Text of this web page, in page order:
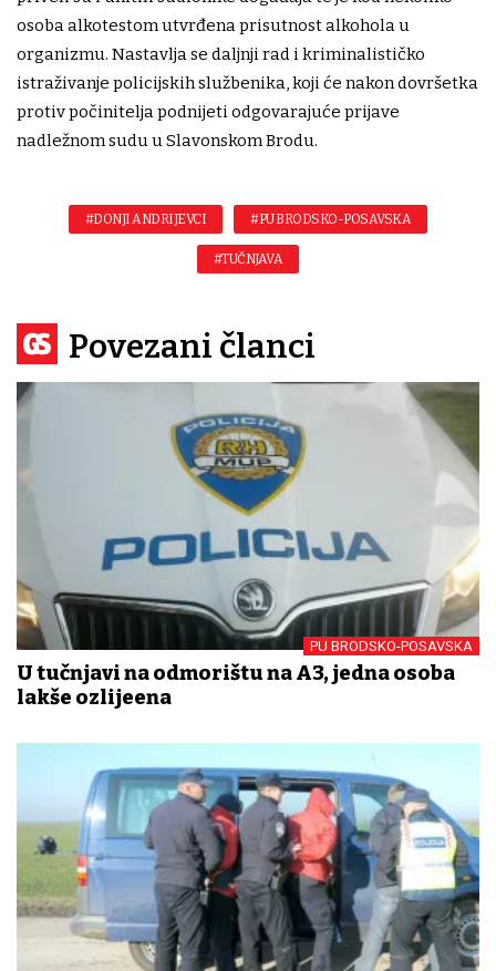
osoba alkotestom utvrđena prisutnost alkohola u
organizmu. Nastavlja se daljnji rad i kriminalističko
istraživanje policijskih službenika, koji će nakon dovršetka
protiv počinitelja podnijeti odgovarajuće prijave
nadležnom sudu u Slavonskom Brodu.
#DONJI ANDRIJEVCI #PU BRODSKO-POSAVSKA
#TUČNJAVA
Povezani članci
PU BRODSKO-POSAVSKA
U tučnjavi na odmorištu na A3, jedna osoba
lakše ozlijeđena